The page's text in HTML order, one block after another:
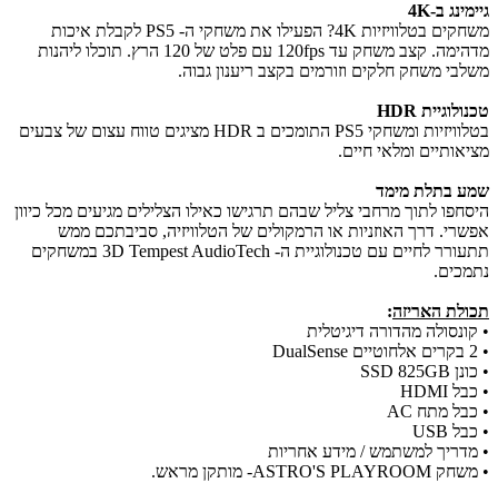
גיימינג ב-4K
משחקים בטלוויזיות 4K? הפעילו את משחקי ה- PS5 לקבלת איכות
מדהימה. קצב משחק עד 120fps עם פלט של 120 הרץ. תוכלו ליהנות
משלבי משחק חלקים וזורמים בקצב ריענון גבוה.
טכנולוגיית HDR
בטלוויזיות ומשחקי PS5 התומכים ב HDR מציגים טווח עצום של צבעים
מציאותיים ומלאי חיים.
שמע בתלת מימד
היסחפו לתוך מרחבי צליל שבהם תרגישו כאילו הצלילים מגיעים מכל כיוון
אפשרי. דרך האוזניות או הרמקולים של הטלוויזיה, סביבתכם ממש
תתעורר לחיים עם טכנולוגיית ה- 3D Tempest AudioTech במשחקים
נתמכים.
תכולת האריזה:
• קונסולה מהדורה דיגיטלית
• 2 בקרים אלחוטיים DualSense
• כונן SSD 825GB
• כבל HDMI
• כבל מתח AC
• כבל USB
• מדריך למשתמש / מידע אחריות
• משחק ASTRO'S PLAYROOM- מותקן מראש.